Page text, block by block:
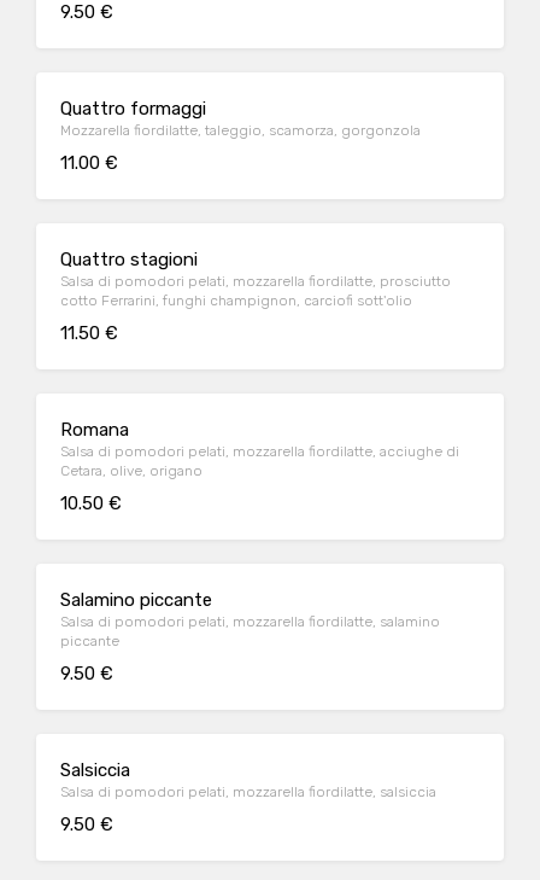
9.50 €
Quattro formaggi
Mozzarella fiordilatte, taleggio, scamorza, gorgonzola
11.00 €
Quattro stagioni
Salsa di pomodori pelati, mozzarella fiordilatte, prosciutto
cotto Ferrarini, funghi champignon, carciofi sott'olio
11.50 €
Romana
Salsa di pomodori pelati, mozzarella fiordilatte, acciughe di
Cetara, olive, origano
10.50 €
Salamino piccante
Salsa di pomodori pelati, mozzarella fiordilatte, salamino
piccante
9.50 €
Salsiccia
Salsa di pomodori pelati, mozzarella fiordilatte, salsiccia
9.50 €